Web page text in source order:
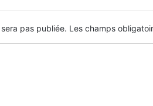
pas publiée. Les champs